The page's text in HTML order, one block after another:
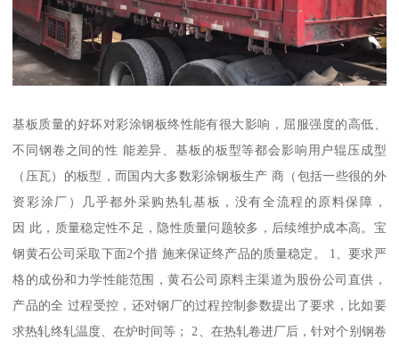
基板质量的好坏对彩涂钢板终性能有很大影响，屈服强度的高低、
不同钢卷之间的性 能差异、基板的板型等都会影响用户辊压成型
（压瓦）的板型，而国内大多数彩涂钢板生产 商（包括一些很的外
资彩涂厂）几乎都外采购热轧基板，没有全流程的原料保障，
因 此，质量稳定性不足，隐性质量问题较多，后续维护成本高。宝
钢黄石公司采取下面2个措 施来保证终产品的质量稳定。 1、要求严
格的成份和力学性能范围，黄石公司原料主渠道为股份公司直供，
产品的全 过程受控，还对钢厂的过程控制参数提出了要求，比如要
求热轧终轧温度、在炉时间等； 2、在热轧卷进厂后，针对个别钢卷